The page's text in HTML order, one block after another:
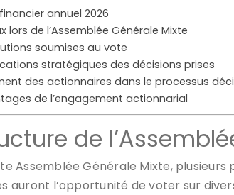
annuel 2026
lors de l’Assemblée Générale Mixte
soumises au vote
stratégiques des décisions prises
des actionnaires dans le processus
de l’engagement actionnarial
de
Assemblée Générale Mixte, plusieurs
auront l’opportunité de voter sur